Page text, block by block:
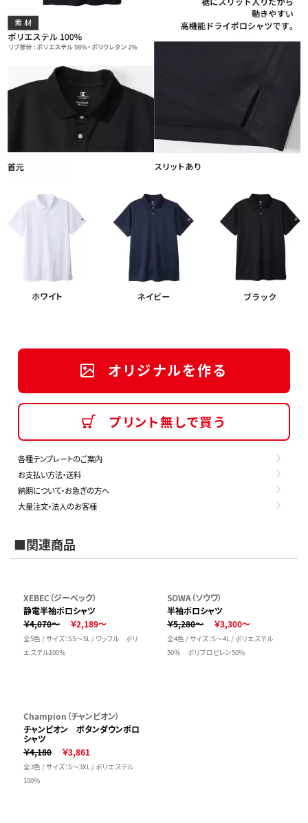
オリジナルを作る
プリント無しで買う
各種テンプレートのご案内
お支払い方法・送料
納期について・お急ぎの方へ
大量注文・法人のお客様
■関連商品
XEBEC（ジーベック）
静電半袖ポロシャツ
￥4,070～
￥2,189～
全5色 / サイズ：SS～5L / ワッフル ポリ
エステル100％
SOWA（ソウワ）
半袖ポロシャツ
￥5,280～
￥3,300～
全4色 / サイズ：S～4L / ポリエステル
50％ ポリプロピレン50％
Champion（チャンピオン）
チャンピオン ボタンダウンポロ
シャツ
￥4,180
￥3,861
全3色 / サイズ：S～3XL / ポリエステル
100％